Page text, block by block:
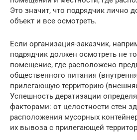
Это значит, что подрядчик лично
объект и все осмотреть.
Если организация-заказчик,
подрядчик должен осмотреть не
помещение, где расположено
общественного питания
прилегающую территорию
Успешность дератизации
факторами: от целостности стен
расположения мусорных
их вывоза с прилегающей